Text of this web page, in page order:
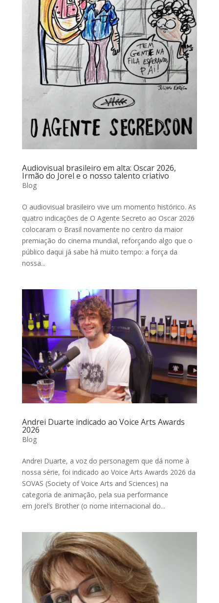
Audiovisual brasileiro em alta: Oscar 2026,
Irmão do Jorel e o nosso talento criativo
Blog
O audiovisual brasileiro vive um momento histórico. As
quatro indicações de O Agente Secreto ao Oscar 2026
colocaram o Brasil novamente no centro da maior
premiação do cinema mundial, reforçando algo que o
público daqui já sabe há muito tempo: a força da
nossa...
Andrei Duarte indicado ao Voice Arts Awards
2026
Blog
Andrei Duarte, a voz do personagem que dá nome à
nossa série, foi indicado ao Voice Arts Awards 2026 da
SOVAS (Society of Voice Arts and Sciences) na
categoria de animação, pela sua performance
em Jorel’s Brother (o nome internacional do...